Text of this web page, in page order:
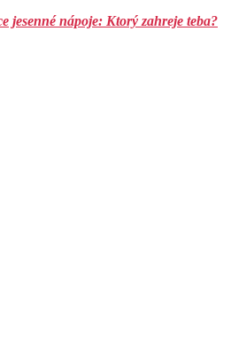
jesenné nápoje: Ktorý zahreje teba?